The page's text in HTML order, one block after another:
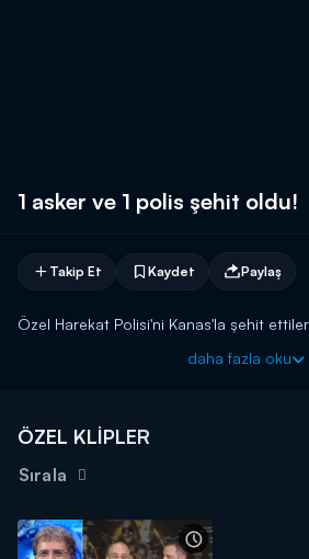
1 asker ve 1 polis şehit oldu!
Takip Et Kaydet Paylaş
Özel Harekat Polisi'ni Kanas'la şehit
daha fazla oku
ÖZEL KLİPLER
Sırala